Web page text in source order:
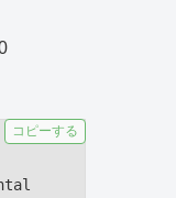
コピーする